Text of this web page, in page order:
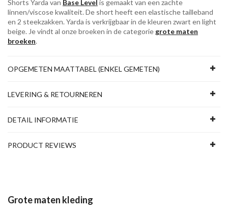
Shorts Yarda van Base Level is gemaakt van een zachte
linnen/viscose kwaliteit. De short heeft een elastische tailleband
en 2 steekzakken. Yarda is verkrijgbaar in de kleuren zwart en light
beige. Je vindt al onze broeken in de categorie grote maten
broeken.
OPGEMETEN MAATTABEL (ENKEL GEMETEN)
LEVERING & RETOURNEREN
DETAIL INFORMATIE
PRODUCT REVIEWS
Grote maten kleding